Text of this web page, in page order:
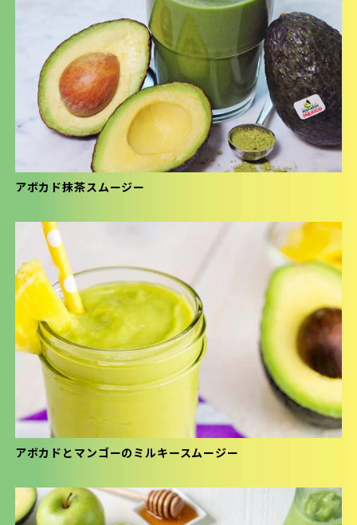
アボカド抹茶スムージー
アボカドとマンゴーのミルキースムージー